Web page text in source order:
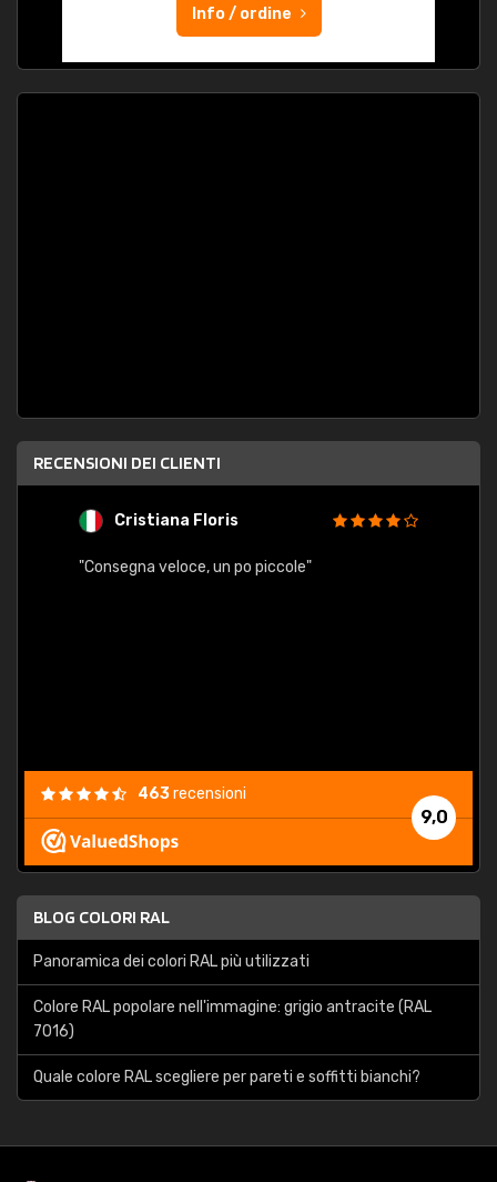
Info / ordine
RECENSIONI DEI CLIENTI
Cristiana Floris
"Consegna veloce, un po piccole"
9,0
463recensioni
BLOG COLORI RAL
Panoramica dei colori RAL più utilizzati
Colore RAL popolare nell'immagine: grigio antracite (RAL
7016)
Quale colore RAL scegliere per pareti e soffitti bianchi?